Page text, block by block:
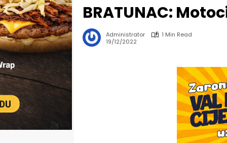
BRATUNAC:
Administrator
1 Min Read
19/12/2022